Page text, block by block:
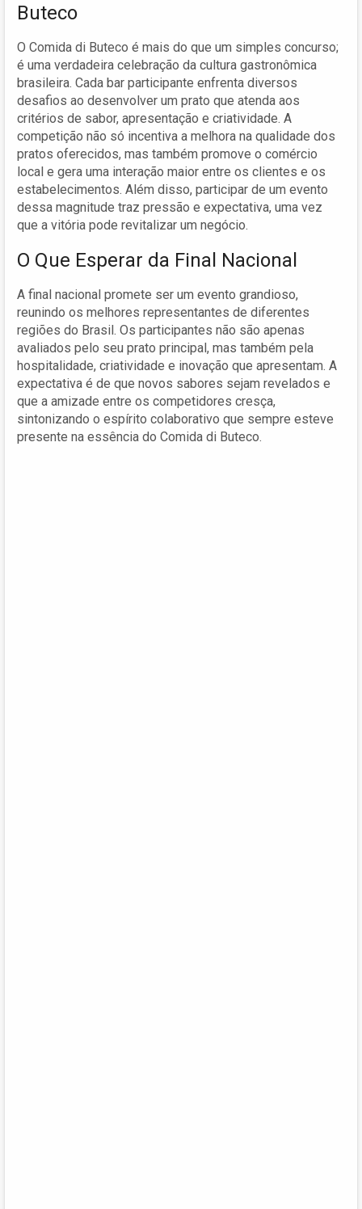
Buteco
O Comida di Buteco é mais do que um simples concurso;
é uma verdadeira celebração da cultura gastronômica
brasileira. Cada bar participante enfrenta diversos
desafios ao desenvolver um prato que atenda aos
critérios de sabor, apresentação e criatividade. A
competição não só incentiva a melhora na qualidade dos
pratos oferecidos, mas também promove o comércio
local e gera uma interação maior entre os clientes e os
estabelecimentos. Além disso, participar de um evento
dessa magnitude traz pressão e expectativa, uma vez
que a vitória pode revitalizar um negócio.
O Que Esperar da Final Nacional
A final nacional promete ser um evento grandioso,
reunindo os melhores representantes de diferentes
regiões do Brasil. Os participantes não são apenas
avaliados pelo seu prato principal, mas também pela
hospitalidade, criatividade e inovação que apresentam. A
expectativa é de que novos sabores sejam revelados e
que a amizade entre os competidores cresça,
sintonizando o espírito colaborativo que sempre esteve
presente na essência do Comida di Buteco.